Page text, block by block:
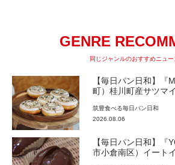
GENRE
同じジャンルのおすすめニュー
【毎日パン日和】『
町）桂川町産サツマ
筑豊食べる毎日パン日和
2026.08.06
【毎日パン日和】『
市小倉南区）イート